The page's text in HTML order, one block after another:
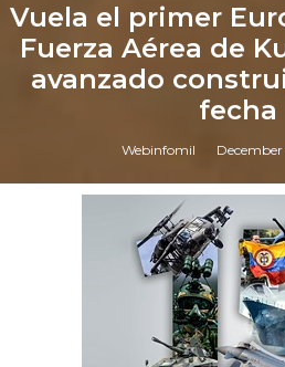
Vuela el primer
Fuerza Aérea de
avanzado
fecha
Webinfomil December